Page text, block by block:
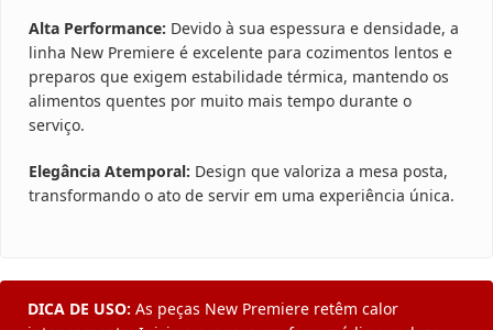
Alta Performance: Devido à sua espessura e densidade, a
linha New Premiere é excelente para cozimentos lentos e
preparos que exigem estabilidade térmica, mantendo os
alimentos quentes por muito mais tempo durante o
serviço.
Elegância Atemporal: Design que valoriza a mesa posta,
transformando o ato de servir em uma experiência única.
DICA DE USO: As peças New Premiere retêm calor